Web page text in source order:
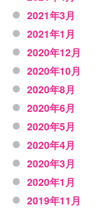
2021年3月
2021年1月
2020年12月
2020年10月
2020年8月
2020年6月
2020年5月
2020年4月
2020年3月
2020年1月
2019年11月